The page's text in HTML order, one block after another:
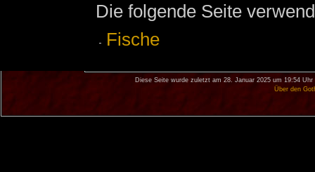
Die folgende Seite
Fische
Diese Seite wurde zuletzt am 28. Januar 2025 um 19:54 Uhr
Über den